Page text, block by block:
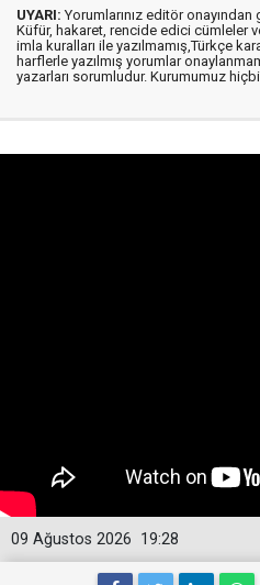
UYARI: Yorumlarınız editör
Küfür, hakaret, rencide edici cümleler
imla kuralları ile yazılmamış,Türkçe
harflerle yazılmış yorumlar
yazarları sorumludur. Kurumumuz
19:28
09 Ağustos 2026